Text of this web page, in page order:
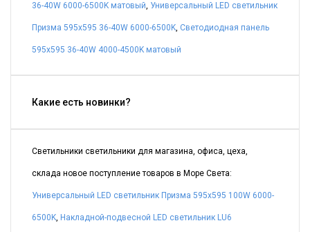
36-40W 6000-6500K матовый, Универсальный LED светильник
Призма 595x595 36-40W 6000-6500K, Светодиодная панель
595x595 36-40W 4000-4500K матовый
Какие есть новинки?
Светильники светильники для магазина, офиса, цеха,
склада новое поступление товаров в Море Света:
Универсальный LED светильник Призма 595x595 100W 6000-
6500K, Накладной-подвесной LED светильник LU6